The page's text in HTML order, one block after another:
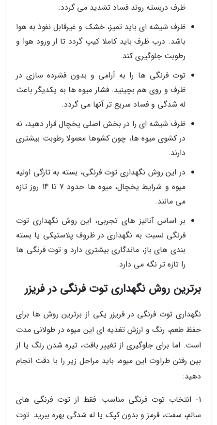
ظرف دربسته روند فساد تشدید می گردد.
ظرف شیشه ای باید تمیز، خشک و غیرقابل نفوذ به هوا
باشد. درب ظرف باید کاملا کیپ گردد تا از ورود هوا و
رطوبت جلوگیری کند.
توت فرنگی ها را به آرامی و بدون فشرده سازی در
ظرف و روی هم بچینید. فشار میوه ها به یکدیگر باعث
له شدگی و فساد سریع تر آنها می گردد.
ظرف شیشه ای را در بخش اصلی یخچال قرار دهید، نه
در کشوی میوه ها، چون کشوها معمولا رطوبت بیشتری
دارند.
در این روش نگهداری توت فرنگی، بسته به تازگی اولیه
میوه و شرایط یخچال، میوه ها حدود 7 تا 14 روز تازه
می مانند.
بر اساس آنالیز های تجربی، این روش نگهداری توت
فرنگی نسبت به نگهداری در ظروف پلاستیکی یا بسته
بندی های باز، ماندگاری بیشتری دارد و توت فرنگی ها
را تازه تر نگه می دارد.
برترین روش نگهداری توت فرنگی در فریزر
نگهداری توت فرنگی در فریزر یکی از برترین روش ها برای
حفظ طعم، رنگ و ارزش تغذیه ای این میوه در طولانی مدت
است. اما برای جلوگیری از تغییر بافت، تیره شدن رنگ یا از
بین رفتن طراوت این میوه، باید مراحل زیر را با دقت انجام
دهید:
1- انتخاب توت فرنگی مناسب: فقط از توت فرنگی های
سالم، سفت، قرمز و بدون کپک یا له شدگی بهره ببرید. توت